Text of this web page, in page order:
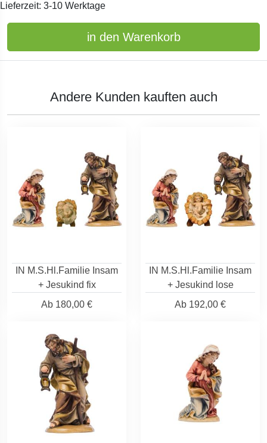
Lieferzeit: 3-10 Werktage
in den Warenkorb
Andere Kunden kauften auch
IN M.S.Hl.Familie Insam
+ Jesukind fix
Ab 180,00 €
IN M.S.Hl.Familie Insam
+ Jesukind lose
Ab 192,00 €